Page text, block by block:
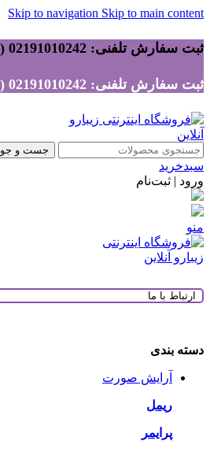
Skip to navigation Skip to main content
ثبت سفارش تلفنی: 02191010242 (ساعات اداری)
ثبت سفارش تلفنی: 02191010242 (ساعات اداری)
جست و جو
سبدخرید
ورود | ثبت‌نام
منو
ارتباط با ما
دسته بندی
آرایش صورت
ریمل
پرایمر